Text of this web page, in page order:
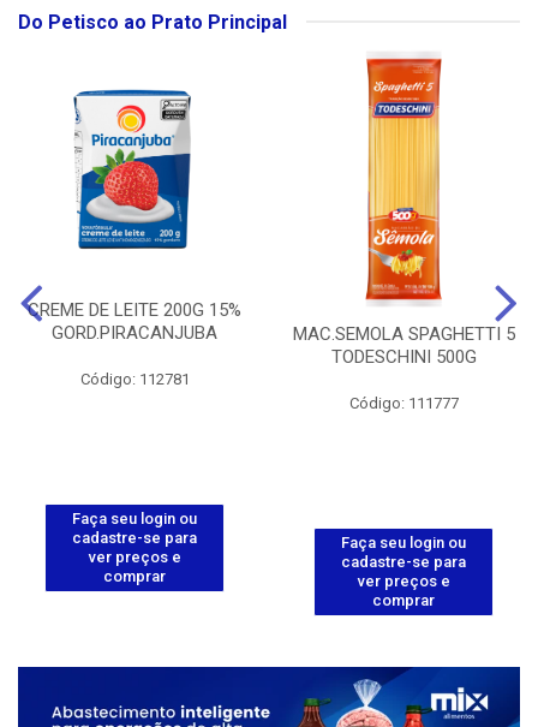
Do Petisco ao Prato Principal
CREME DE LEITE 200G 15%
GORD.PIRACANJUBA
Código: 112781
Faça seu login ou
cadastre-se para
ver preços e
comprar
MAC.SEMOLA SPAGHETTI 5
TODESCHINI 500G
Código: 111777
Faça seu login ou
cadastre-se para
ver preços e
comprar